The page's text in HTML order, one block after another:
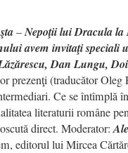
–Nepoţii lui Dracula la
avem invitaţi speciali
Dan Lungu,
prezenţi (traducător
Ce se întîmplă
literaturii române
direct. Moderator:
editorul lui Mircea